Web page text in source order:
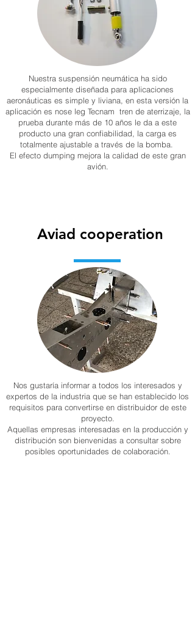
Nuestra suspensión neumática ha sido
especialmente diseñada para aplicaciones
aeronáuticas es simple y liviana, en esta versión la
aplicación es nose leg Tecnam tren de aterrizaje, la
prueba durante más de 10 años le da a este
producto una gran confiabilidad, la carga es
totalmente ajustable a través de la bomba.
El efecto dumping mejora la calidad de este gran
avión.
Aviad cooperation
Nos gustaría informar a todos los interesados y
expertos de la industria que se han establecido los
requisitos para convertirse en distribuidor de este
proyecto.
Aquellas empresas interesadas en la producción y
distribución son bienvenidas a consultar sobre
posibles oportunidades de colaboración.